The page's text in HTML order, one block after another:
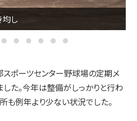
し
ポーツセンター野球場の定期メ
た。今年は整備がしっかりと行わ
も例年より少ない状況でした。